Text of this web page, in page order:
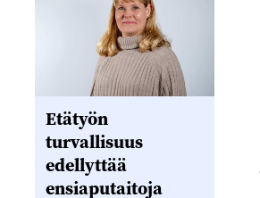
Etätyön
turvallisuus
edellyttää
ensiaputaitoja